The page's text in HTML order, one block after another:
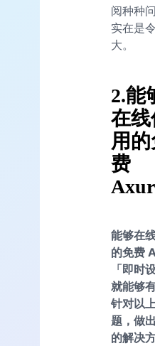
阅种种
实在是
大。
2.能
在线
用
费
能够在
的免费
「即时
就能够
针对以
题，做
的解决方